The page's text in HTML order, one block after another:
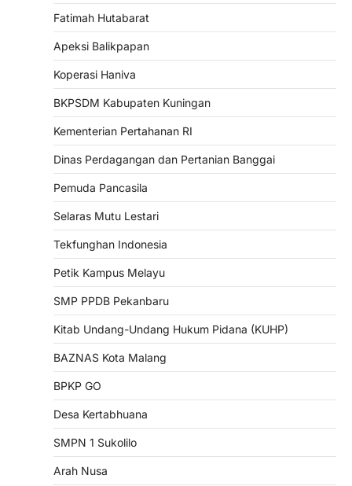
Fatimah Hutabarat
Apeksi Balikpapan
Koperasi Haniva
BKPSDM Kabupaten Kuningan
Kementerian Pertahanan RI
Dinas Perdagangan dan Pertanian Banggai
Pemuda Pancasila
Selaras Mutu Lestari
Tekfunghan Indonesia
Petik Kampus Melayu
SMP PPDB Pekanbaru
Kitab Undang-Undang Hukum Pidana (KUHP)
BAZNAS Kota Malang
BPKP GO
Desa Kertabhuana
SMPN 1 Sukolilo
Arah Nusa